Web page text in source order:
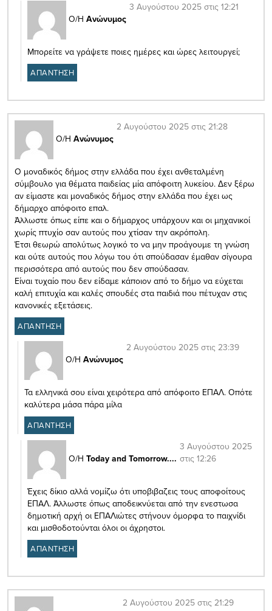
Ο/Η Ανώνυμος
3 Αυγούστου 2025 στις 12:21
Μπορείτε να γράψετε ποιες ημέρες και ώρες λειτουργεί;
ΑΠΑΝΤΗΣΗ
Ο/Η Ανώνυμος
2 Αυγούστου 2025 στις 21:28
Ο μοναδικός δήμος στην ελλάδα που έχει ανθεταλμένη
σύμβουλο για θέματα παιδείας μία απόφοιτη λυκείου. Δεν ξέρω
αν είμαστε και μοναδικός δήμος στην ελλάδα που έχει ως
δήμαρχο απόφοιτο επαλ.
Άλλωστε όπως είπε και ο δήμαρχος υπάρχουν και οι μηχανικοί
χωρίς πτυχίο σαν αυτούς που χτίσαν την ακρόπολη.
Έτσι θεωρώ απολύτως λογικό το να μην προάγουμε τη γνώση
και ούτε αυτούς που λόγω του ότι σπούδασαν έμαθαν σίγουρα
περισσότερα από αυτούς που δεν σπούδασαν.
Είναι τυχαίο που δεν είδαμε κάποιον από το δήμο να εύχεται
καλή επιτυχία και καλές σπουδές στα παιδιά που πέτυχαν στις
κανονικές εξετάσεις.
ΑΠΑΝΤΗΣΗ
Ο/Η Ανώνυμος
2 Αυγούστου 2025 στις 23:39
Τα ελληνικά σου είναι χειρότερα από απόφοιτο ΕΠΑΛ. Οπότε
καλύτερα μάσα πάρα μίλα
ΑΠΑΝΤΗΣΗ
Ο/Η Today and Tomorrow....
3 Αυγούστου 2025
στις 12:26
Έχεις δίκιο αλλά νομίζω ότι υποβιβαζεις τους αποφοίτους
ΕΠΑΛ. Άλλωστε όπως αποδεικνύεται από την ενεστωσα
δημοτική αρχή οι ΕΠΑΛιώτες στήνουν όμορφα το παιχνίδι
και μισθοδοτούνται όλοι οι άχρηστοι.
ΑΠΑΝΤΗΣΗ
2 Αυγούστου 2025 στις 21:29